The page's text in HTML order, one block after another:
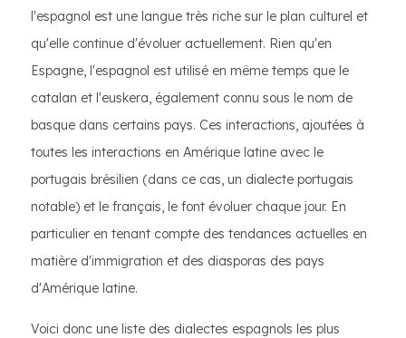
l'espagnol est une langue très riche sur le plan culturel et
qu'elle continue d'évoluer actuellement. Rien qu'en
Espagne, l'espagnol est utilisé en même temps que le
catalan et l'euskera, également connu sous le nom de
basque dans certains pays. Ces interactions, ajoutées à
toutes les interactions en Amérique latine avec le
portugais brésilien (dans ce cas, un dialecte portugais
notable) et le français, le font évoluer chaque jour. En
particulier en tenant compte des tendances actuelles en
matière d'immigration et des diasporas des pays
d'Amérique latine.
Voici donc une liste des dialectes espagnols les plus